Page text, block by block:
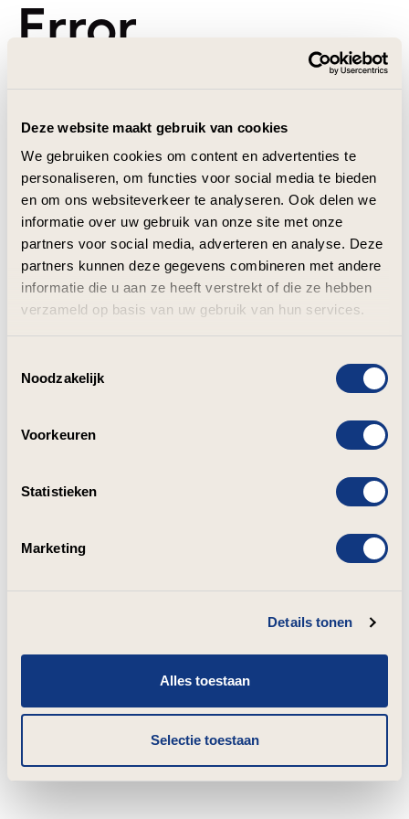
Deze website maakt gebruik van cookies
We gebruiken cookies om content en advertenties te
personaliseren, om functies voor social media te bieden
en om ons websiteverkeer te analyseren. Ook delen we
informatie over uw gebruik van onze site met onze
partners voor social media, adverteren en analyse. Deze
partners kunnen deze gegevens combineren met andere
informatie die u aan ze heeft verstrekt of die ze hebben
verzameld op basis van uw gebruik van hun services.
Noodzakelijk
Voorkeuren
Statistieken
Marketing
Details tonen
Alles toestaan
Selectie toestaan
Error